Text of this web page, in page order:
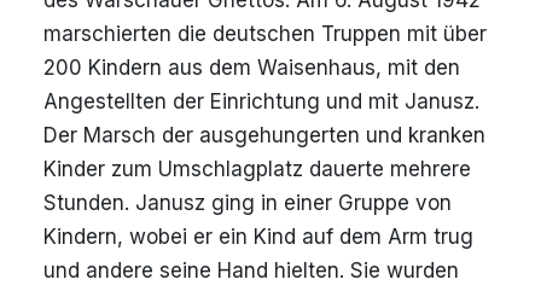
marschierten die deutschen Truppen mit über
200 Kindern aus dem Waisenhaus, mit den
Angestellten der Einrichtung und mit Janusz.
Der Marsch der ausgehungerten und kranken
Kinder zum Umschlagplatz dauerte mehrere
Stunden. Janusz ging in einer Gruppe von
Kindern, wobei er ein Kind auf dem Arm trug
und andere seine Hand hielten. Sie wurden